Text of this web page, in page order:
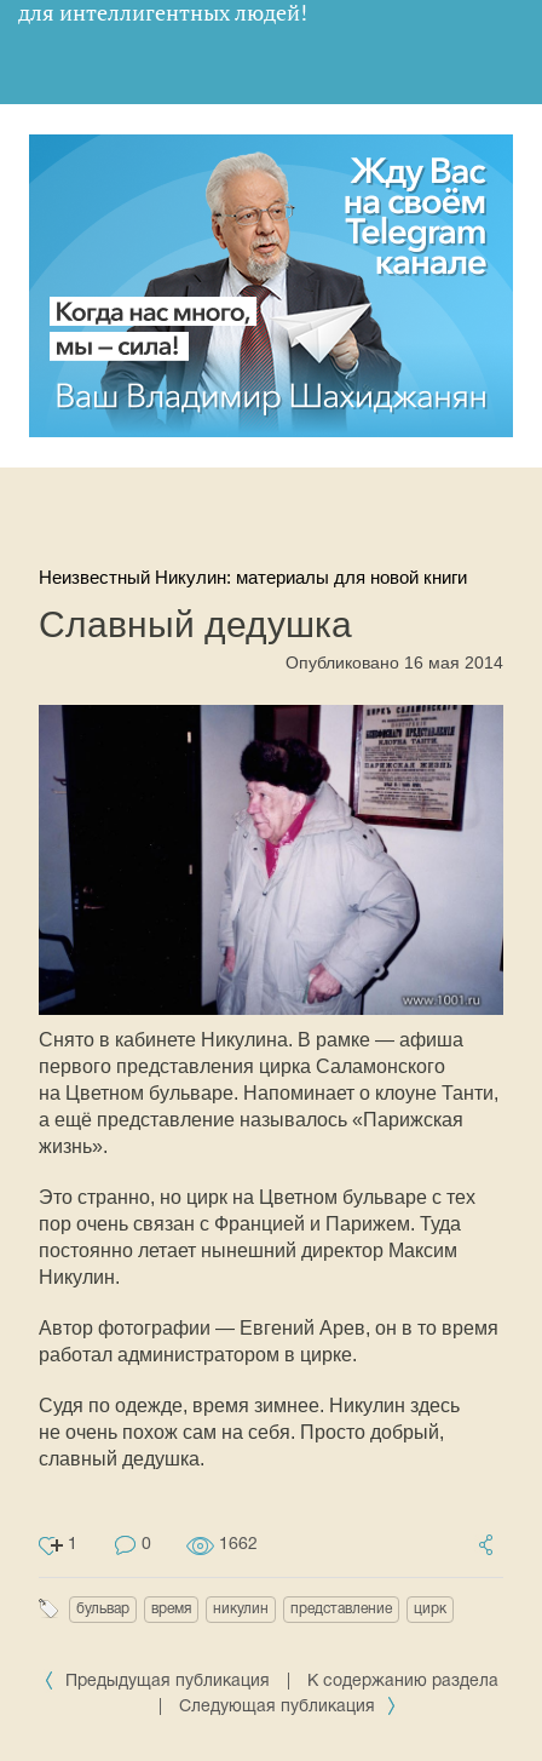
для интеллигентных людей!
Неизвестный Никулин: материалы для новой книги
Славный дедушка
Опубликовано 16 мая 2014
Снято в кабинете Никулина. В рамке — афиша
первого представления цирка Саламонского
на Цветном бульваре. Напоминает о клоуне Танти,
а ещё представление называлось «Парижская
жизнь».
Это странно, но цирк на Цветном бульваре с тех
пор очень связан с Францией и Парижем. Туда
постоянно летает нынешний директор Максим
Никулин.
Автор фотографии — Евгений Арев, он в то время
работал администратором в цирке.
Судя по одежде, время зимнее. Никулин здесь
не очень похож сам на себя. Просто добрый,
славный дедушка.
1 0 1662
бульвар время никулин представление цирк
Предыдущая публикация
К содержанию раздела
Следующая публикация